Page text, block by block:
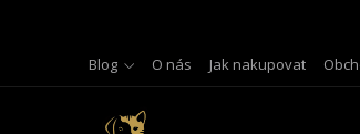
Blog O nás Jak nakupovat